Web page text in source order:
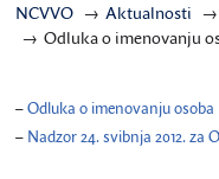
NCVVO Aktualnosti
Odluka o imenovanju
–Odluka o imenovanju osoba
– Nadzor 24. svibnja 2012.